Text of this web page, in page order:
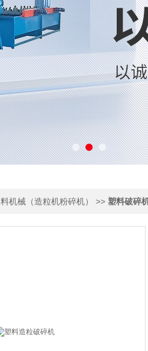
机械（造粒机粉碎机） >> 塑料破碎